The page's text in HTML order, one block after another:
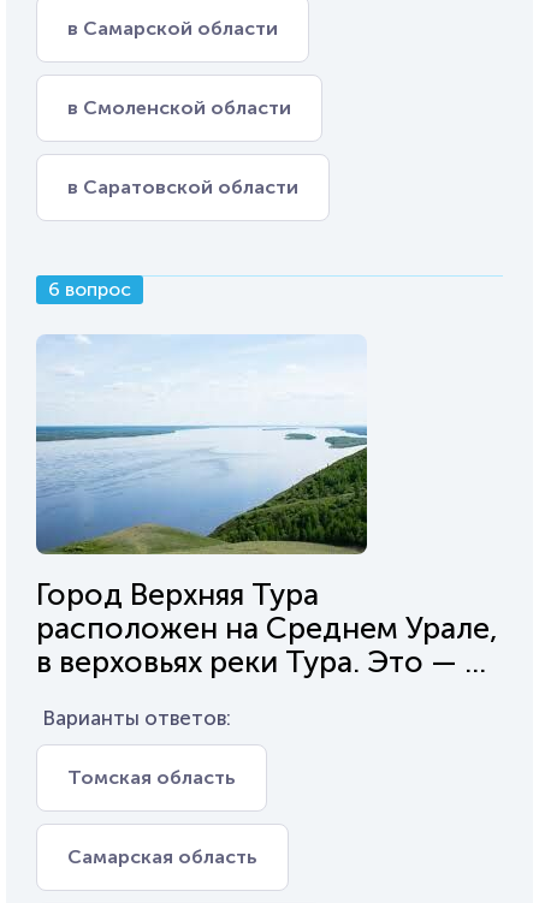
в Самарской области
в Смоленской области
в Саратовской области
6 вопрос
Город Верхняя Тура
расположен на Среднем Урале,
в верховьях реки Тура. Это — ...
Варианты ответов:
Томская область
Самарская область